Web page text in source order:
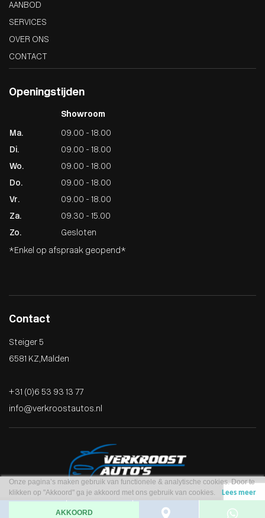
AANBOD
SERVICES
OVER ONS
CONTACT
Openingstijden
Showroom
Ma.
09.00 - 18.00
Di.
09.00 - 18.00
Wo.
09.00 - 18.00
Do.
09.00 - 18.00
Vr.
09.00 - 18.00
Za.
09.30 - 15.00
Zo.
Gesloten
*Enkel op afspraak geopend*
Contact
Steiger 5
6581 KZ , Malden
+31 (0)6 53 93 13 77
info@verkroostautos.nl
Onze pagina’s maken gebruik van functionele & analytische cookies. Door te
klikken op "Akkoord" ga je akkoord met ons gebruik van cookies.
Lees meer
AKKOORD